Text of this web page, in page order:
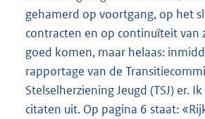
gehamerd op voortgang, op het
contracten en op continuïteit van
goed komen, maar helaas:
rapportage van de
Stelselherziening Jeugd (TSJ) er.
citaten uit. Op pagina 6 staat: